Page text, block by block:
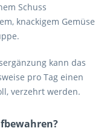
Schuss
knackigem Gemüse
kann das
pro Tag einen
verzehrt werden.